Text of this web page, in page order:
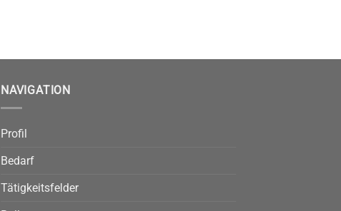
NAVIGATION
Profil
Bedarf
Tätigkeitsfelder